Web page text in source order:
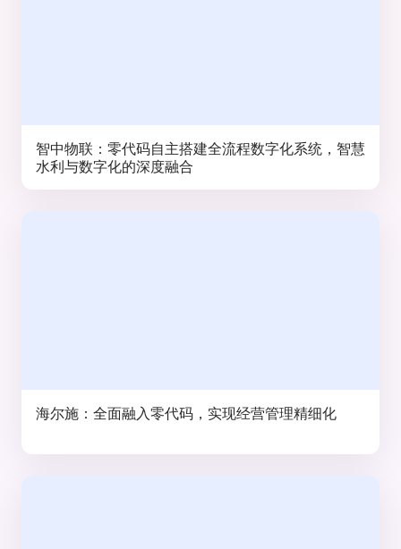
智中物联：零代码自主搭建全流程数字化系统，智慧
水利与数字化的深度融合
海尔施：全面融入零代码，实现经营管理精细化